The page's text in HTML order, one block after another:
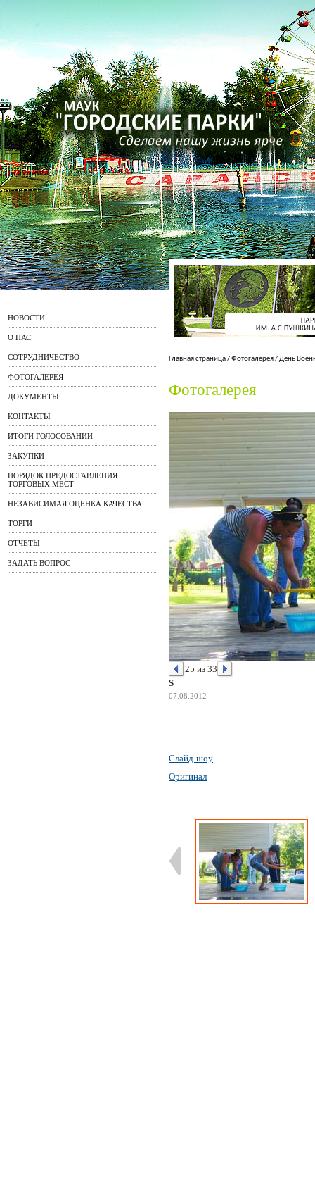
НОВОСТИ
О НАС
СОТРУДНИЧЕСТВО
ФОТОГАЛЕРЕЯ
ДОКУМЕНТЫ
КОНТАКТЫ
ИТОГИ ГОЛОСОВАНИЙ
ЗАКУПКИ
ПОРЯДОК ПРЕДОСТАВЛЕНИЯ
ТОРГОВЫХ МЕСТ
НЕЗАВИСИМАЯ ОЦЕНКА КАЧЕСТВА
ТОРГИ
ОТЧЕТЫ
ЗАДАТЬ ВОПРОС
Главная страница/Фотогалерея/День
Фотогалерея
25 из 33
S
07.08.2012
Слайд-шоу
Оригинал